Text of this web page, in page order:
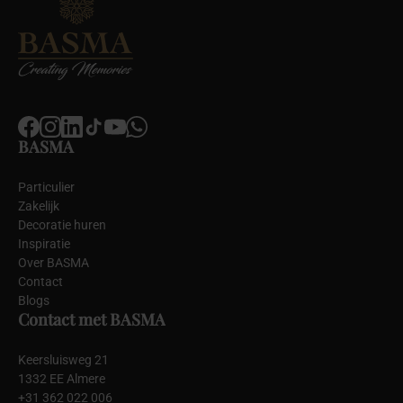
BASMA
Particulier
Zakelijk
Decoratie huren
Inspiratie
Over BASMA
Contact
Blogs
Contact met BASMA
Keersluisweg 21
1332 EE Almere
+31 362 022 006